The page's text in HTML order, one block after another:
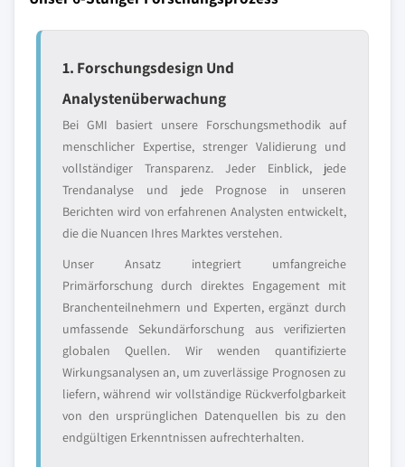
1. Forschungsdesign Und
Analystenüberwachung
Bei GMI basiert unsere Forschungsmethodik auf
menschlicher Expertise, strenger Validierung und
vollständiger Transparenz. Jeder Einblick, jede
Trendanalyse und jede Prognose in unseren
Berichten wird von erfahrenen Analysten entwickelt,
die die Nuancen Ihres Marktes verstehen.
Unser Ansatz integriert umfangreiche
Primärforschung durch direktes Engagement mit
Branchenteilnehmern und Experten, ergänzt durch
umfassende Sekundärforschung aus verifizierten
globalen Quellen. Wir wenden quantifizierte
Wirkungsanalysen an, um zuverlässige Prognosen zu
liefern, während wir vollständige Rückverfolgbarkeit
von den ursprünglichen Datenquellen bis zu den
endgültigen Erkenntnissen aufrechterhalten.